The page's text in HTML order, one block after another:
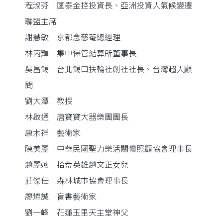
程淑芬｜國泰金控投資長、亞洲投資人氣候變遷
聯盟主席
謝慧敏｜京都念慈菴總經理
林丙輝｜集中保管結算所董事長
吳昌錫｜台北錫口扶輪社創社社長、台灣超人顧
問
劉大潭｜教授
林啟通｜唐寶寶大器樂團團長
康木祥｜藝術家
陳美麗｜中華民國聖力樂活關懷照顧協會理事長
趙麗嬿｜拾荒英雄趙文正女兒
莊傑任｜森林城市協會理事長
廖燦誠｜盲書藝術家
劉一峰｜花蓮玉里天主堂神父